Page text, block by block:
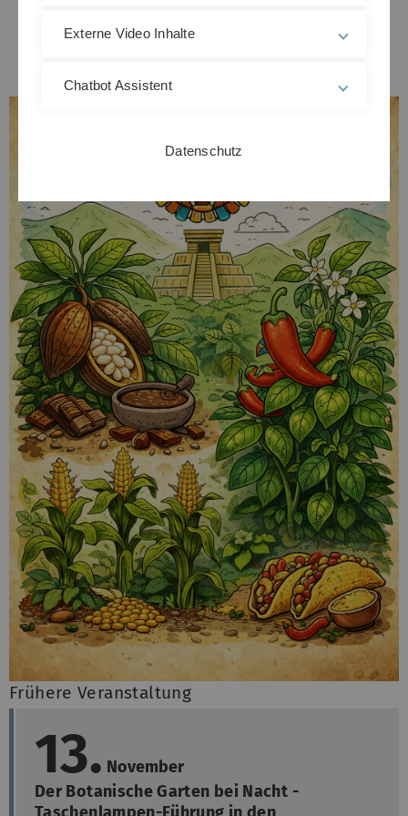
Frühere Veranstaltung
13. November
Der Botanische Garten bei Nacht -
Taschenlampen-Führung in den
Externe Video Inhalte
Chatbot Assistent
Datenschutz